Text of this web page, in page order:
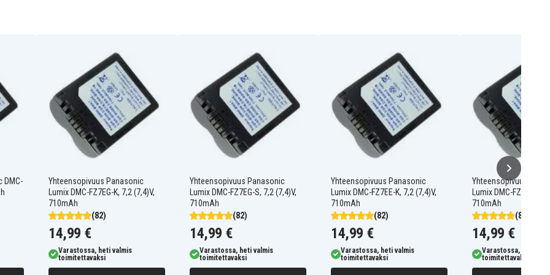
Panasonic DMC-FZ10EG-K
Panasonic DMC-FZ15
Panasonic DMC-FZ1A
Panasonic DMC-FZ1B
Panasonic DMC-FZ20
Panasonic DMC-FZ20EG-K
Panasonic DMC-FZ20PP
Panasonic DMC-FZ2E
Panasonic DMC-FZ3B
Panasonic DMC-FZ3PP
Panasonic DMC-FZ5EB
Panasonic DMC-FZ5EG-S
Panasonic DMC-FZ5K
Panasonic Lumix DMC-
Panasonic Lumix DMC-
Panasonic Lumix DMC-
FZ10GN
DMC-
Yhteensopivuus Panasonic
Lumix DMC-FZ7EG-K, 7,2 (7,4)V,
710mAh
(82)
14,99 €
Varastossa, heti valmis
toimitettavaksi
Yhteensopivuus Panasonic
Lumix DMC-FZ7EG-S, 7,2 (7,4)V,
710mAh
(82)
14,99 €
Varastossa, heti valmis
toimitettavaksi
Yhteensopivuus Panasonic
Lumix DMC-FZ7EE-K, 7,2 (7,4)V,
710mAh
(82)
14,99 €
Varastossa, heti valmis
toimitettavaksi
Yhteensopivuus
Lumix DMC-FZ30EG-
710mAh
(82)
14,99 €
Varastossa, heti
toimitettavaksi